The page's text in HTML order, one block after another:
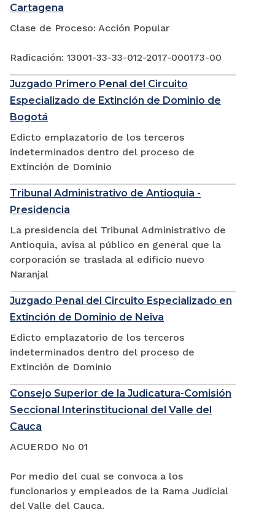
Cartagena
Clase de Proceso: Acción Popular
Radicación: 13001-33-33-012-2017-000173-00
Juzgado Primero Penal del Circuito
Especializado de Extinción de Dominio de
Bogotá
Edicto emplazatorio de los terceros
indeterminados dentro del proceso de
Extinción de Dominio
Tribunal Administrativo de Antioquia -
Presidencia
La presidencia del Tribunal Administrativo de
Antioquia, avisa al público en general que la
corporación se traslada al edificio nuevo
Naranjal
Juzgado Penal del Circuito Especializado en
Extinción de Dominio de Neiva
Edicto emplazatorio de los terceros
indeterminados dentro del proceso de
Extinción de Dominio
Consejo Superior de la Judicatura-Comisión
Seccional Interinstitucional del Valle del
Cauca
ACUERDO No 01
Por medio del cual se convoca a los
funcionarios y empleados de la Rama Judicial
del Valle del Cauca.